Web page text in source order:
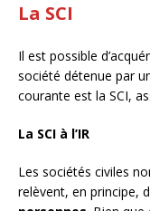
La SCI
Il est possible
société détenue par
courante est la SCI,
La SCI à l’IR
Les sociétés civiles
relèvent, en principe,